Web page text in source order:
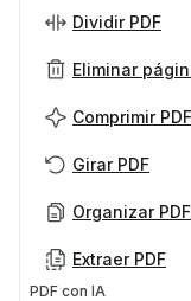
Dividir PDF
Eliminar
Comprimir PDF
Girar PDF
Organizar PDF
Extraer PDF
PDF con IA